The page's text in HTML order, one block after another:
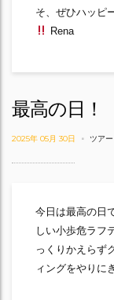
そ、ぜひハッピ
Rena
最高の日！
2025年 05月 30日 ツアー
今日は最高の日
しい小歩危ラフ
っくりかえらず
ィングをやりに